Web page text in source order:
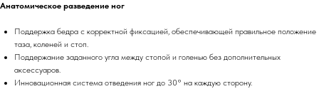
Анатомическое разведение ног
Поддержка бедра с корректной фиксацией, обеспечивающей правильное положение
таза, коленей и стоп.
Поддержание заданного угла между стопой и голенью без дополнительных
аксессуаров.
Инновационная система отведения ног до 30° на каждую сторону.